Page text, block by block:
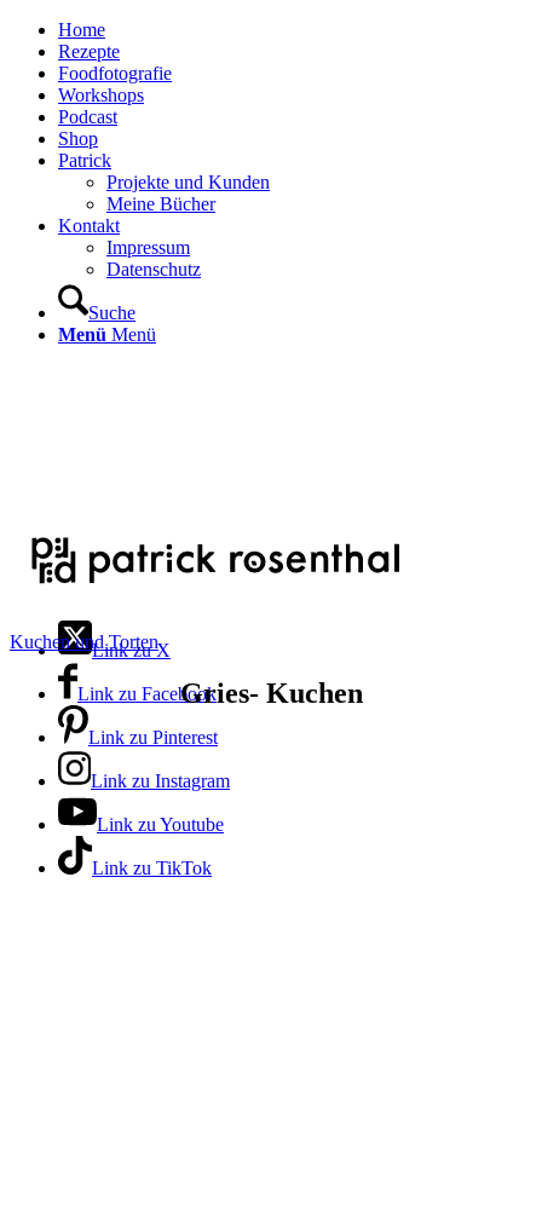
Home
Rezepte
Foodfotografie
Workshops
Podcast
Shop
Patrick
Projekte und Kunden
Meine Bücher
Kontakt
Impressum
Datenschutz
Suche
Menü Menü
Link zu X
Link zu Facebook
Link zu Pinterest
Link zu Instagram
Link zu Youtube
Link zu TikTok
Kuchen und Torten
Gries- Kuchen